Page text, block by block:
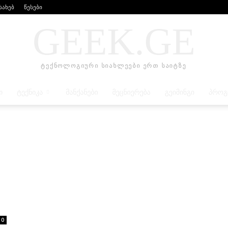
წესები
ტექნოლოგიური სიახლეები ერთ საიტზე
0